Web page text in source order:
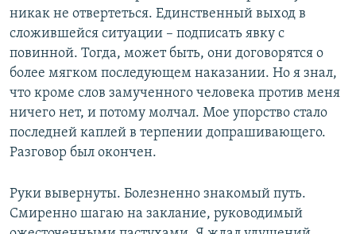
никак не отвертеться. Единственный выход в
сложившейся ситуации – подписать явку с
повинной. Тогда, может быть, они договорятся о
более мягком последующем наказании. Но я знал,
что кроме слов замученного человека против меня
ничего нет, и потому молчал. Мое упорство стало
последней каплей в терпении допрашивающего.
Разговор был окончен.
Руки вывернуты. Болезненно знакомый путь.
Смиренно шагаю на заклание, руководимый